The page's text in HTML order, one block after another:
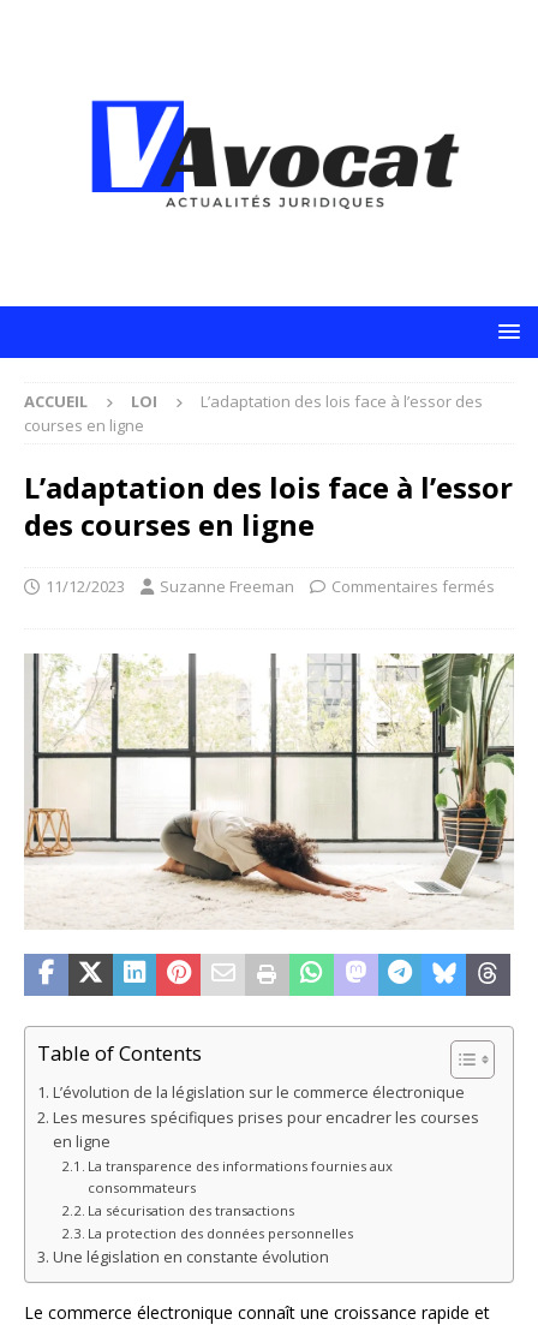
ACCUEIL LOI
L’adaptation des lois face à l’essor des
courses en ligne
L’adaptation des lois face à l’essor
des courses en ligne
11/12/2023 Suzanne Freeman Commentaires fermés
Table of Contents
L’évolution de la législation sur le commerce électronique
Les mesures spécifiques prises pour encadrer les courses
en ligne
La transparence des informations fournies aux
consommateurs
La sécurisation des transactions
La protection des données personnelles
Une législation en constante évolution
Le commerce électronique connaît une croissance rapide et